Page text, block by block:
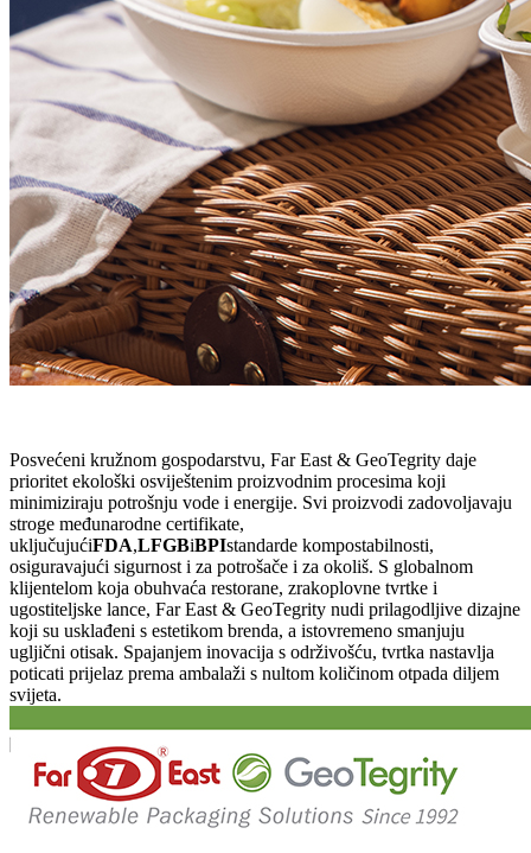
Posvećeni kružnom gospodarstvu, Far East & GeoTegrity daje
prioritet ekološki osviještenim proizvodnim procesima koji
minimiziraju potrošnju vode i energije. Svi proizvodi zadovoljavaju
stroge međunarodne certifikate,
uključujućiFDA,LFGBiBPIstandarde kompostabilnosti,
osiguravajući sigurnost i za potrošače i za okoliš. S globalnom
klijentelom koja obuhvaća restorane, zrakoplovne tvrtke i
ugostiteljske lance, Far East & GeoTegrity nudi prilagodljive dizajne
koji su usklađeni s estetikom brenda, a istovremeno smanjuju
ugljični otisak. Spajanjem inovacija s održivošću, tvrtka nastavlja
poticati prijelaz prema ambalaži s nultom količinom otpada diljem
svijeta.